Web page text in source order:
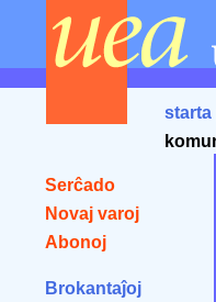
starta
Serĉado
Novaj varoj
Abonoj
Brokantaĵoj